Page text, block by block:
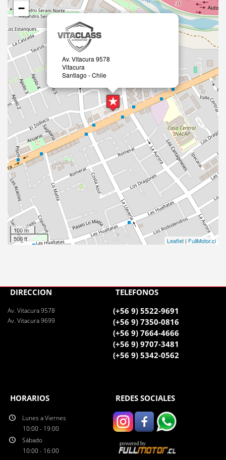
Av. Vitacura 9578
Vitacura
Santiago - Chile
−
100 m
500 ft
Leaflet | FullMotor.cl
DIRECCIÓN
Av. Vitacura 9578
Av. Vitacura 9699
TELÉFONOS
(+56 9) 5522-9691
(+56 9) 7350-0816
(+56 9) 7664-4666
(+56 9) 9707-3481
(+56 9) 5342-0562
HORARIOS
Lunes a Viernes
10:00 - 19:00
Sábado
10:00 - 16:00
REDES SOCIALES